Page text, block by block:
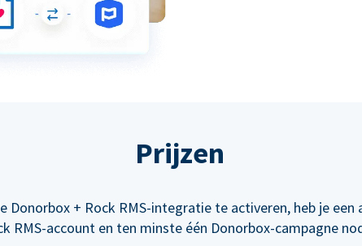
Prijzen
Donorbox + Rock RMS-integratie te activeren, heb je een
RMS-account en ten minste één Donorbox-campagne